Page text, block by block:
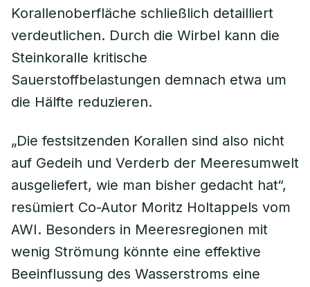
Korallenoberfläche schließlich detailliert
verdeutlichen. Durch die Wirbel kann die
Steinkoralle kritische
Sauerstoffbelastungen demnach etwa um
die Hälfte reduzieren.
„Die festsitzenden Korallen sind also nicht
auf Gedeih und Verderb der Meeresumwelt
ausgeliefert, wie man bisher gedacht hat“,
resümiert Co-Autor Moritz Holtappels vom
AWI. Besonders in Meeresregionen mit
wenig Strömung könnte eine effektive
Beeinflussung des Wasserstroms eine